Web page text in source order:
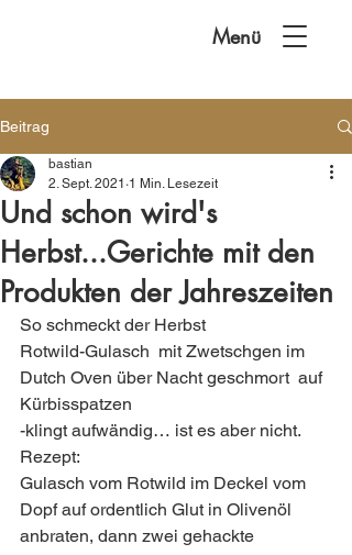
Menü
Beitrag
Und schon wird's
Herbst...Gerichte mit den
Produkten der Jahreszeiten
bastian
2. Sept. 2021 1 Min. Lesezeit
So schmeckt der Herbst
Rotwild-Gulasch  mit Zwetschgen im
Dutch Oven über Nacht geschmort  auf
Kürbisspatzen
-klingt aufwändig… ist es aber nicht.
Rezept:
Gulasch vom Rotwild im Deckel vom
Dopf auf ordentlich Glut in Olivenöl
anbraten, dann zwei gehackte